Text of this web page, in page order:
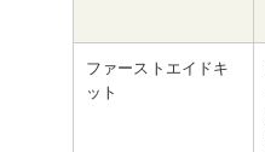
ファーストエイドキ
ット